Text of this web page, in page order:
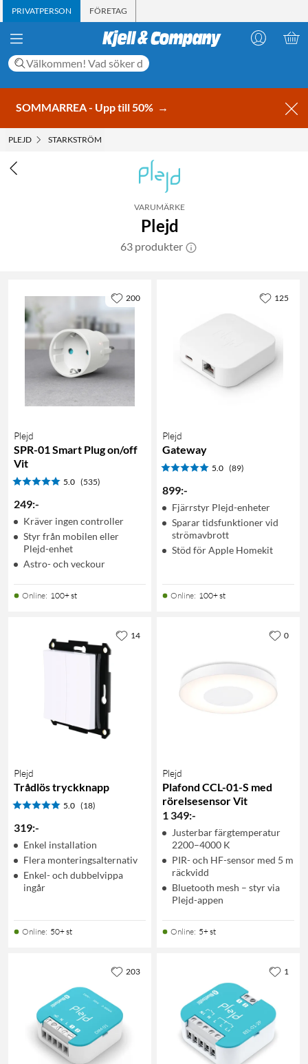
PRIVATPERSON FÖRETAG
SOMMARREA - Upp till 50% →
PLEJD STARKSTRÖM
VARUMÄRKE
Plejd
63 produkter
Plejd
SPR-01 Smart Plug on/off
Vit
5.0 (535)
249:-
Kräver ingen controller
Styr från mobilen eller
Plejd-enhet
Astro- och veckour
Online: 100+ st
200
Plejd
Gateway
5.0 (89)
899:-
Fjärrstyr Plejd-enheter
Sparar tidsfunktioner vid
strömavbrott
Stöd för Apple Homekit
Online: 100+ st
125
Plejd
Trådlös tryckknapp
5.0 (18)
319:-
Enkel installation
Flera monteringsalternativ
Enkel- och dubbelvippa
ingår
Online: 50+ st
14
Plejd
Plafond CCL-01-S med
rörelsesensor Vit
1 349:-
Justerbar färgtemperatur
2200–4000 K
PIR- och HF-sensor med 5 m
räckvidd
Bluetooth mesh – styr via
Plejd-appen
Online: 5+ st
0
203 1